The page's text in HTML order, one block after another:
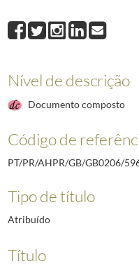
000004 Mensagem do
(...)
Nível de descrição
Documento composto
Código de
PT/PR/AHPR/GB/GB0206/
Tipo de título
Atribuído
Título